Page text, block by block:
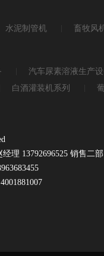
水泥制管机 畜牧风
汽车尿素溶液生产
白酒灌装机系列
理 13792696525 销售二